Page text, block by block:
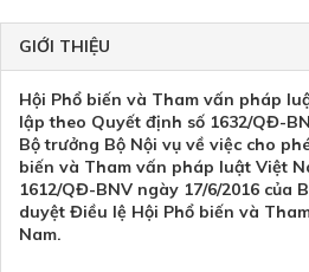
GIỚI THIỆU
Hội Phổ biến và Tham vấn pháp
lập theo Quyết định số 1632/QĐ-
Bộ trưởng Bộ Nội vụ về việc cho
biến và Tham vấn pháp luật Việt
1612/QĐ-BNV ngày 17/6/2016 của
duyệt Điều lệ Hội Phổ biến và
Nam.